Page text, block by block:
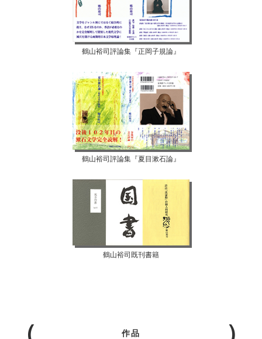
鶴山裕司評論集『正岡子規論』
鶴山裕司評論集『夏目漱石論』
鶴山裕司既刊書籍
作品